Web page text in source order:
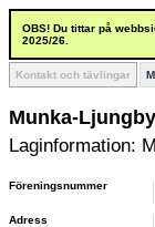
OBS! Du tittar på
2025/26.
Kontakt och tävlingar
Munka-
Laginformation:
Föreningsnummer
Adress